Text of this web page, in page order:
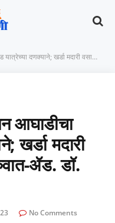
मदारी वसाहतीच्या कामाला सुरुवात-ॲड. डॉ. अरुण जाधव
आघाडीचा
खर्डा मदारी
ॲड. डॉ.
No Comments